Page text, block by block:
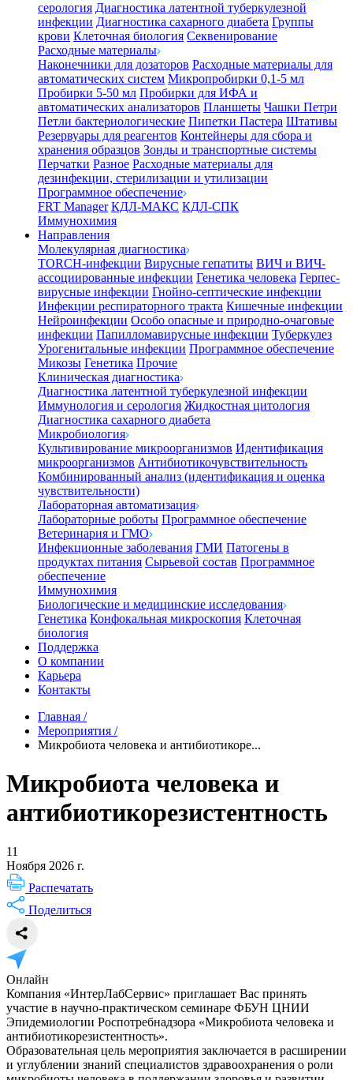
серология Диагностика латентной туберкулезной
инфекции Диагностика сахарного диабета Группы
крови Клеточная биология Секвенирование
Расходные материалы
Наконечники для дозаторов Расходные материалы для
автоматических систем Микропробирки 0,1-5 мл
Пробирки 5-50 мл Пробирки для ИФА и
автоматических анализаторов Планшеты Чашки Петри
Петли бактериологические Пипетки Пастера Штативы
Резервуары для реагентов Контейнеры для сбора и
хранения образцов Зонды и транспортные системы
Перчатки Разное Расходные материалы для
дезинфекции, стерилизации и утилизации
Программное обеспечение
FRT Manager КДЛ-МАКС КДЛ-СПК
Иммунохимия
Направления
Молекулярная диагностика
TORCH-инфекции Вирусные гепатиты ВИЧ и ВИЧ-
ассоциированные инфекции Генетика человека Герпес-
вирусные инфекции Гнойно-септические инфекции
Инфекции респираторного тракта Кишечные инфекции
Нейроинфекции Особо опасные и природно-очаговые
инфекции Папилломавирусные инфекции Туберкулез
Урогенитальные инфекции Программное обеспечение
Микозы Генетика Прочие
Клиническая диагностика
Диагностика латентной туберкулезной инфекции
Иммунология и серология Жидкостная цитология
Диагностика сахарного диабета
Микробиология
Культивирование микроорганизмов Идентификация
микроорганизмов Антибиотикочувствительность
Комбинированный анализ (идентификация и оценка
чувствительности)
Лабораторная автоматизация
Лабораторные роботы Программное обеспечение
Ветеринария и ГМО
Инфекционные заболевания ГМИ Патогены в
продуктах питания Сырьевой состав Программное
обеспечение
Иммунохимия
Биологические и медицинские исследования
Генетика Конфокальная микроскопия Клеточная
биология
Поддержка
О компании
Карьера
Контакты
Главная /
Мероприятия /
Микробиота человека и антибиотикоре...
Микробиота человека и
антибиотикорезистентность
11
Ноября 2026 г.
Распечатать
Поделиться
Онлайн
Компания «ИнтерЛабСервис» приглашает Вас принять
участие в научно-практическом семинаре ФБУН ЦНИИ
Эпидемиологии Роспотребнадзора «Микробиота человека и
антибиотикорезистентность».
Образовательная цель мероприятия заключается в расширении
и углублении знаний специалистов здравоохранения о роли